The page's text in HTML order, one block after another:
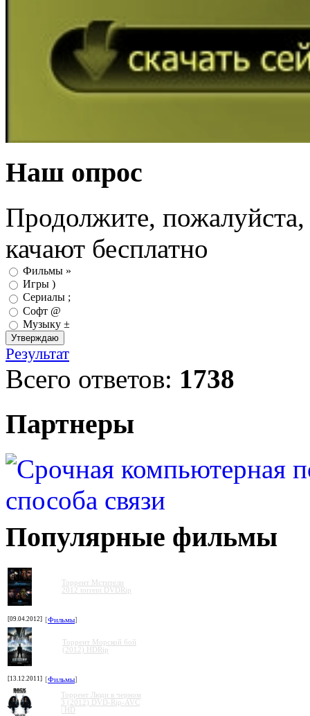
Наш опрос
Продолжите,
качают бесплатно
Фильмы »
Игры )
Сериалы ;
Софт @
Музыку ±
Результат
Всего ответов: 1738
Партнеры
Популярные фильмы
Торрент Мстители
2012 torrent DVDRip
[09.04.2012] [Фильмы]
Торрент Морской бой
(2012) HDRip
[13.12.2011] [Фильмы]
Торрент Люди в черном
3 (2012) DVD-Rip-AVC
| HD